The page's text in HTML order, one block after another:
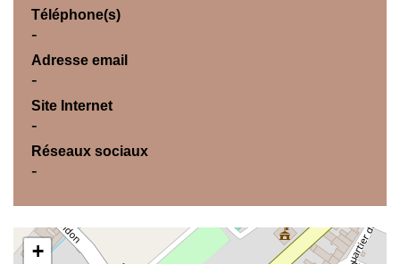
Téléphone(s)
-
Adresse email
-
Site Internet
-
Réseaux sociaux
-
+